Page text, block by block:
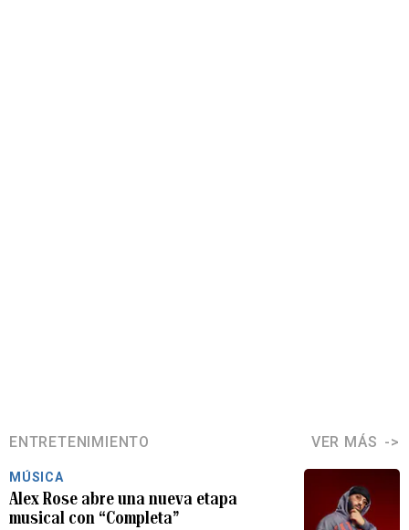
ENTRETENIMIENTO VER MÁS
MÚSICA
Alex Rose abre una nueva etapa
musical con “Completa”